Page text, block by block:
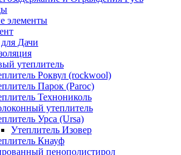
элементы
Дачи
утеплитель
Роквул (rockwool)
Парок (Paroc)
Технониколь
утеплитель
Урса (Ursa)
Утеплитель Изовер
Кнауф
пенополистирол